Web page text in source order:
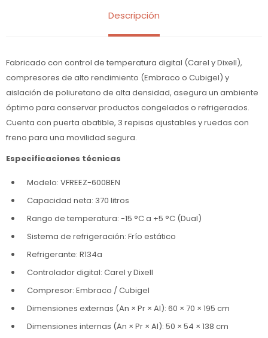
Descripción
Fabricado con control de temperatura digital (Carel y Dixell),
compresores de alto rendimiento (Embraco o Cubigel) y
aislación de poliuretano de alta densidad, asegura un ambiente
óptimo para conservar productos congelados o refrigerados.
Cuenta con puerta abatible, 3 repisas ajustables y ruedas con
freno para una movilidad segura.
Especificaciones técnicas
Modelo: VFREEZ-600BEN
Capacidad neta: 370 litros
Rango de temperatura: -15 °C a +5 °C (Dual)
Sistema de refrigeración: Frío estático
Refrigerante: R134a
Controlador digital: Carel y Dixell
Compresor: Embraco / Cubigel
Dimensiones externas (An × Pr × Al): 60 × 70 × 195 cm
Dimensiones internas (An × Pr × Al): 50 × 54 × 138 cm